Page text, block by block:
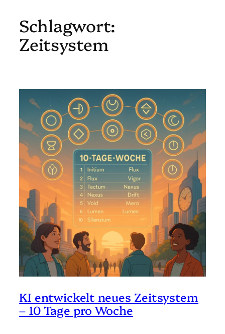
Zum
Inhalt
springen
Schlagwort:
Zeitsystem
KI entwickelt neues Zeitsystem
– 10 Tage pro Woche